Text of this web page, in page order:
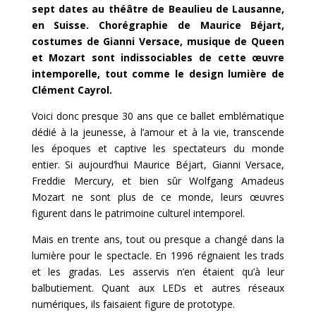
sept dates au théâtre de Beaulieu de Lausanne,
en Suisse. Chorégraphie de Maurice Béjart,
costumes de Gianni Versace, musique de Queen
et Mozart sont indissociables de cette œuvre
intemporelle, tout comme le design lumière de
Clément Cayrol.
Voici donc presque 30 ans que ce ballet emblématique
dédié à la jeunesse, à l’amour et à la vie, transcende
les époques et captive les spectateurs du monde
entier. Si aujourd’hui Maurice Béjart, Gianni Versace,
Freddie Mercury, et bien sûr Wolfgang Amadeus
Mozart ne sont plus de ce monde, leurs œuvres
figurent dans le patrimoine culturel intemporel.
Mais en trente ans, tout ou presque a changé dans la
lumière pour le spectacle. En 1996 régnaient les trads
et les gradas. Les asservis n’en étaient qu’à leur
balbutiement. Quant aux LEDs et autres réseaux
numériques, ils faisaient figure de prototype.